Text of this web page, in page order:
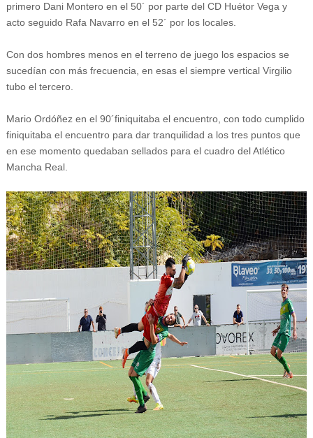
primero Dani Montero en el 50´ por parte del CD Huétor Vega y
acto seguido Rafa Navarro en el 52´ por los locales.
Con dos hombres menos en el terreno de juego los espacios se
sucedían con más frecuencia, en esas el siempre vertical Virgilio
tubo el tercero.
Mario Ordóñez en el 90´finiquitaba el encuentro, con todo cumplido
finiquitaba el encuentro para dar tranquilidad a los tres puntos que
en ese momento quedaban sellados para el cuadro del Atlético
Mancha Real.